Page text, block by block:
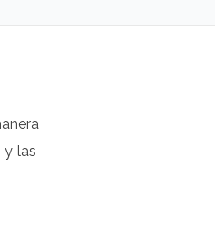
y las